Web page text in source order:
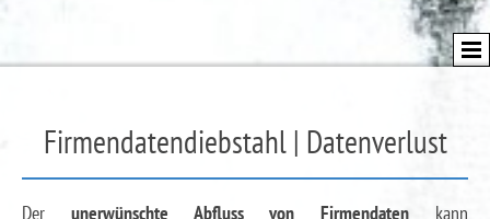
Firmendatendiebstahl | Datenverlust
Der unerwünschte Abfluss von Firmendaten kann